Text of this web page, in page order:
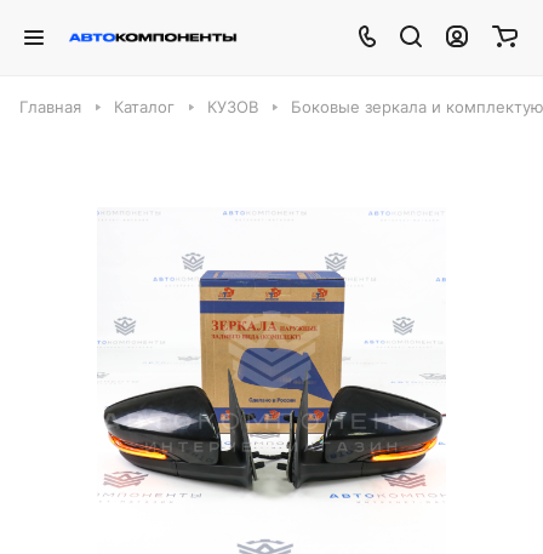
Главная Каталог КУЗОВ Боковые зеркала и